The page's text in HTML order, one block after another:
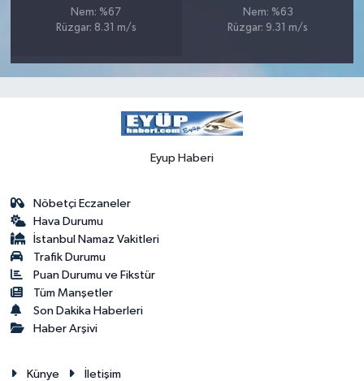
Nem: %67
Rüzgar: 8.31 m/s
Nem: %63
Rüzgar: 9.31 m/s
Eyup Haberi
Nöbetçi Eczaneler
Hava Durumu
İstanbul Namaz Vakitleri
Trafik Durumu
Puan Durumu ve Fikstür
Tüm Manşetler
Son Dakika Haberleri
Haber Arşivi
Künye İletişim